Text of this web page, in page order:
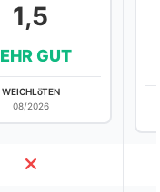
1,5
GUT
WEICHLöTEN
08/2026